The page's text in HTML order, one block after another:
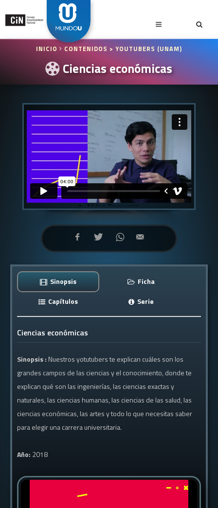
INICIO CONTENIDOS > YOUTUBERS (UNAM)
Ciencias económicas
Sinopsis
Ficha
Capítulos
Serie
Ciencias económicas
Sinopsis : Nuestros yotutubers te explican cuáles son los
grandes campos de las ciencias y el conocimiento, donde te
explican qué son las ingenierías, las ciencias exactas y
naturales, las ciencias humanas, las ciencias de las salud, las
ciencias económicas, las artes y todo lo que necesitas saber
para elegir una carrera universitaria.
Año: 2018